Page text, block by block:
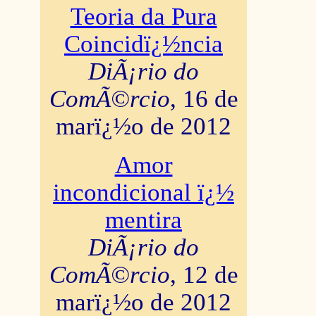
Teoria da Pura
Coincidï¿½ncia
DiÃ¡rio do
ComÃ©rcio, 16 de
marï¿½o de 2012
Amor
incondicional ï¿½
mentira
DiÃ¡rio do
ComÃ©rcio, 12 de
marï¿½o de 2012